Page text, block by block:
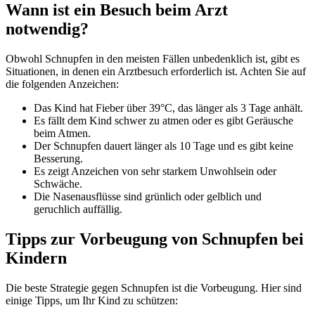
Wann ist ein Besuch beim Arzt
notwendig?
Obwohl Schnupfen in den meisten Fällen unbedenklich ist, gibt es
Situationen, in denen ein Arztbesuch erforderlich ist. Achten Sie auf
die folgenden Anzeichen:
Das Kind hat Fieber über 39°C, das länger als 3 Tage anhält.
Es fällt dem Kind schwer zu atmen oder es gibt Geräusche
beim Atmen.
Der Schnupfen dauert länger als 10 Tage und es gibt keine
Besserung.
Es zeigt Anzeichen von sehr starkem Unwohlsein oder
Schwäche.
Die Nasenausflüsse sind grünlich oder gelblich und
geruchlich auffällig.
Tipps zur Vorbeugung von Schnupfen bei
Kindern
Die beste Strategie gegen Schnupfen ist die Vorbeugung. Hier sind
einige Tipps, um Ihr Kind zu schützen: